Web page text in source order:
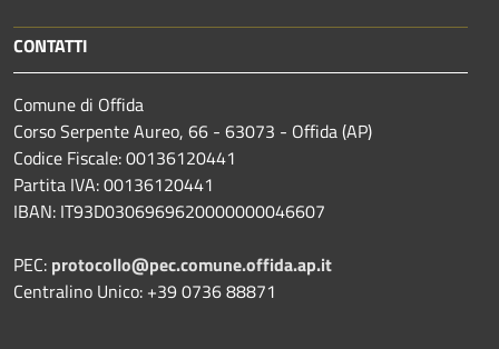
CONTATTI
Comune di Offida
Corso Serpente Aureo, 66 - 63073 - Offida (AP)
Codice Fiscale: 00136120441
Partita IVA: 00136120441
IBAN: IT93D0306969620000000046607
PEC: protocollo@pec.comune.offida.ap.it
Centralino Unico: +39 0736 88871